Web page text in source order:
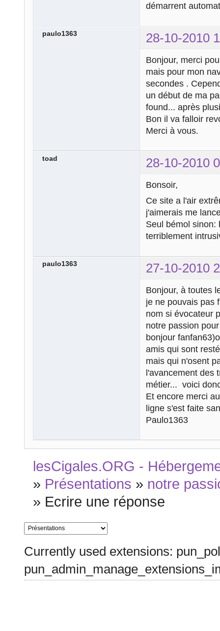
démarrent
paulo1363 28-10-2010
Bonjour, merci
mais pour mon
secondes .
un début de ma
found... après
Bon il va falloir
Merci à vous.
toad 28-10-2010
Bonsoir,
Ce site a l'air
j'aimerais me
Seul bémol sinon:
terriblement
paulo1363 27-10-2010
Bonjour, à toutes
je ne pouvais pas
nom si évocateur
notre passion
bonjour
amis qui sont
mais qui n'osent
l'avancement des
métier... voici
Et encore merci
ligne s'est faite
Paulo1363
lesCigales.ORG -
» Présentations » notre
» Ecrire une réponse
Currently used extensions: